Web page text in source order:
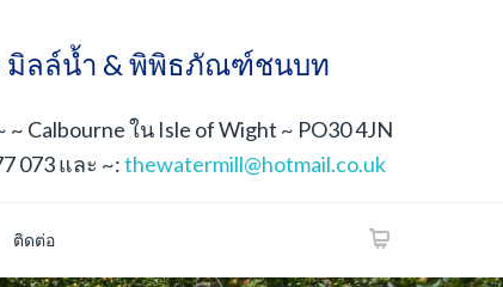
มิลล์น้ำ & พิพิธภัณฑ์ชนบท
Calbourne ใน Isle of Wight ~ PO30 4JN
073 และ ~:thewatermill@hotmail.co.uk
ติดต่อ